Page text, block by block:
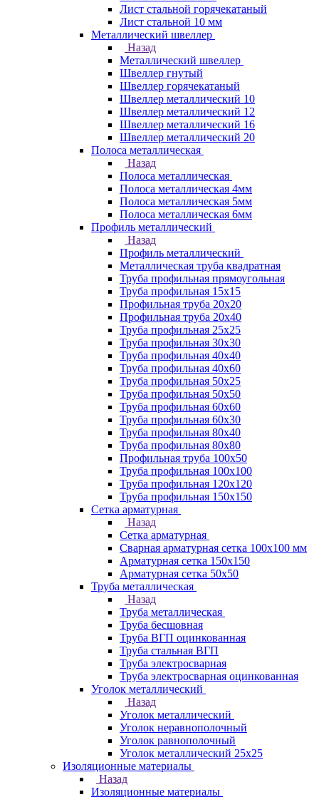
Лист стальной горячекатаный
Лист стальной 10 мм
Металлический швеллер
Назад
Металлический швеллер
Швеллер гнутый
Швеллер горячекатаный
Швеллер металлический 10
Швеллер металлический 12
Швеллер металлический 16
Швеллер металлический 20
Полоса металлическая
Назад
Полоса металлическая
Полоса металлическая 4мм
Полоса металлическая 5мм
Полоса металлическая 6мм
Профиль металлический
Назад
Профиль металлический
Металлическая труба квадратная
Труба профильная прямоугольная
Труба профильная 15х15
Профильная труба 20х20
Профильная труба 20х40
Труба профильная 25х25
Труба профильная 30x30
Труба профильная 40х40
Труба профильная 40х60
Труба профильная 50х25
Труба профильная 50х50
Труба профильная 60x60
Труба профильная 60х30
Труба профильная 80х40
Труба профильная 80х80
Профильная труба 100х50
Труба профильная 100х100
Труба профильная 120х120
Труба профильная 150х150
Сетка арматурная
Назад
Сетка арматурная
Сварная арматурная сетка 100х100 мм
Арматурная сетка 150х150
Арматурная сетка 50х50
Труба металлическая
Назад
Труба металлическая
Труба бесшовная
Труба ВГП оцинкованная
Труба стальная ВГП
Труба электросварная
Труба электросварная оцинкованная
Уголок металлический
Назад
Уголок металлический
Уголок неравнополочный
Уголок равнополочный
Уголок металлический 25х25
Изоляционные материалы
Назад
Изоляционные материалы